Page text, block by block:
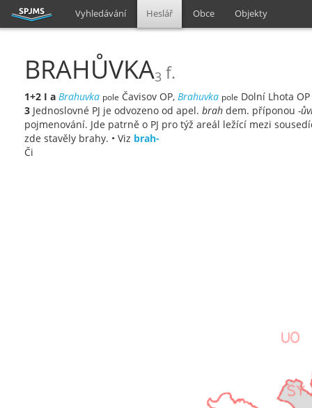
Vyhledávání Heslář Obce Objekty
BRAHŮVKA3 f.
1+2 I a Brahuvka pole Čavisov OP, Brahuvka pole Dolní Lhota OP
3 Jednoslovné PJ je odvozeno od apel. brah dem. příponou -
pojmenování. Jde patrně o PJ pro týž areál ležící mezi
zde stavěly brahy. • Viz brah-
Či